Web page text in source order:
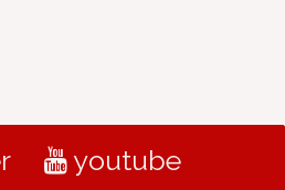
youtube